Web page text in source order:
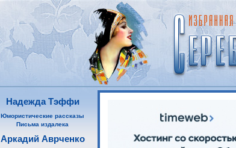
Надежда Тэффи
Юмористические рассказы
Письма издалека
Аркадий Аврченко